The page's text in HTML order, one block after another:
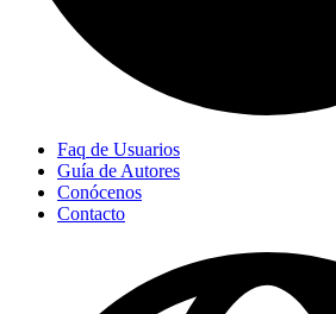
Faq de Usuarios
Guía de Autores
Conócenos
Contacto